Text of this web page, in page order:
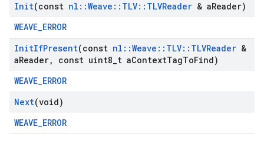
Init(const nl ::Weave :: TLV:: TLVReader & aReader)
WEAVE_ERROR
InitIfPresent(const nl ::Weave :: TLV:: TLVReader &
aReader, const uint8 t aContextTagToFind)
WEAVE_ERROR
Next(void)
WEAVE_ERROR